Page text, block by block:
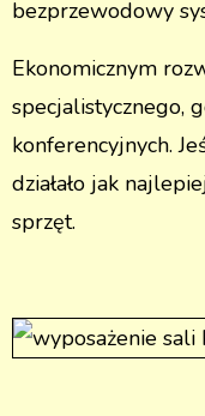
bezprzewodowy
Ekonomicznym
specjalistycznego,
konferencyjnych.
działało jak
sprzęt.